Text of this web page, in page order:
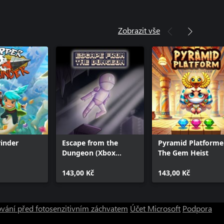
Zobrazit vše
Escape from the
Dungeon (Xbox
143,00 Kč
Pyramid
The Gem Heist
143,00 Kč
před fotosenzitivním záchvatem Účet Microsoft Podpora